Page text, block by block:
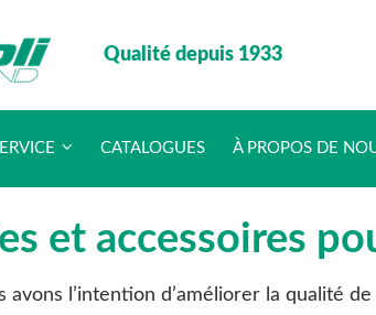
Qualité depuis 1933
CATALOGUES À PROPOS DE
et accessoires
avons l’intention d’améliorer la qualité